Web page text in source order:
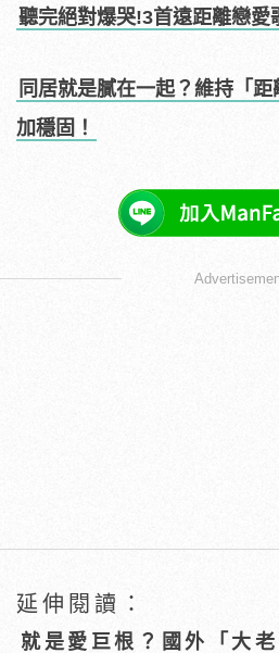
聽完絕對爆哭!3首遠距離戀愛
同居就是膩在一起？維持「
加穩固！
延伸閱讀：
就是愛巨根？國外「大